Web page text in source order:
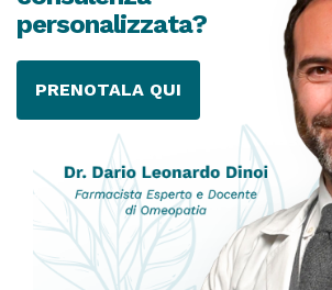
personalizzata?
PRENOTALA QUI